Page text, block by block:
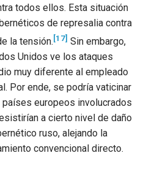
todos ellos. Esta situación
de represalia contra
la tensión. [17] Sin embargo,
Unidos ve los ataques
muy diferente al empleado
Por ende, se podría vaticinar
europeos involucrados
a cierto nivel de daño
ruso, alejando la
convencional directo.